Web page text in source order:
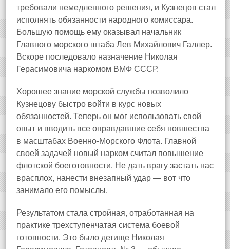
требовали немедленного решения, и Кузнецов стал
исполнять обязанности народного комиссара.
Большую помощь ему оказывал начальник
Главного морского штаба Лев Михайлович Галлер.
Вскоре последовало назначение Николая
Герасимовича наркомом ВМФ СССР.
Хорошее знание морской службы позволило
Кузнецову быстро войти в курс новых
обязанностей. Теперь он мог использовать свой
опыт и вводить все оправдавшие себя новшества
в масштабах Военно-Морского Флота. Главной
своей задачей новый нарком считал повышение
флотской боеготовности. Не дать врагу застать нас
врасплох, нанести внезапный удар — вот что
занимало его помыслы.
Результатом стала стройная, отработанная на
практике трехступенчатая система боевой
готовности. Это было детище Николая